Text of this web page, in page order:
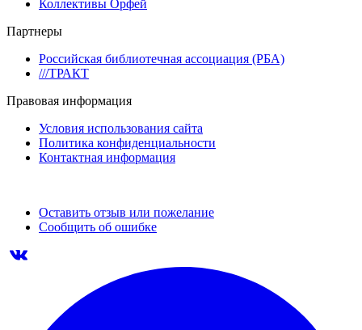
Коллективы Орфей
Партнеры
Российская библиотечная ассоциация (РБА)
///ТРАКТ
Правовая информация
Условия использования сайта
Политика конфиденциальности
Контактная информация
Оставить отзыв или пожелание
Сообщить об ошибке